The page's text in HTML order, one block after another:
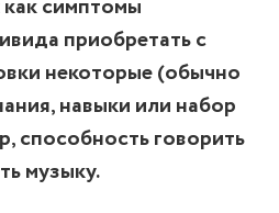
симптомы
приобретать с
некоторые (обычно
навыки или набор
способность говорить
музыку.